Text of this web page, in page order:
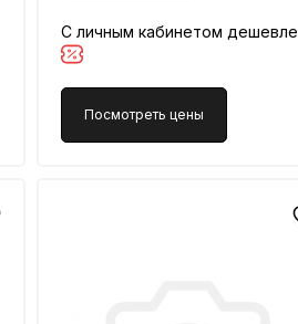
С личным кабинетом дешевле
Посмотреть цены